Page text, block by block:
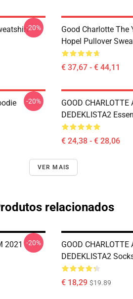
-20%
Good Charlotte The
Hopel Pullover
€ 37,67 - € 44,11
-20%
GOOD CHARLOTTE
DEDEKLISTA2
€ 24,38 - € 28,06
VER MAIS
relacionados
2021
-20%
GOOD CHARLOTTE
DEDEKLISTA2
€ 18,29 $19.89